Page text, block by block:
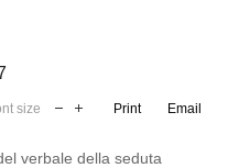
size Print Email
verbale della seduta